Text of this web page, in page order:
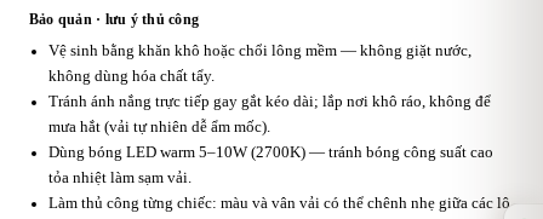
Bảo quản · lưu ý thủ công
Vệ sinh bằng khăn khô hoặc chổi lông mềm — không giặt nước,
không dùng hóa chất tẩy.
Tránh ánh nắng trực tiếp gay gắt kéo dài; lắp nơi khô ráo, không để
mưa hắt (vải tự nhiên dễ ẩm mốc).
Dùng bóng LED warm 5–10W (2700K) — tránh bóng công suất cao
tỏa nhiệt làm sạm vải.
Làm thủ công từng chiếc: màu và vân vải có thể chênh nhẹ giữa các lô,